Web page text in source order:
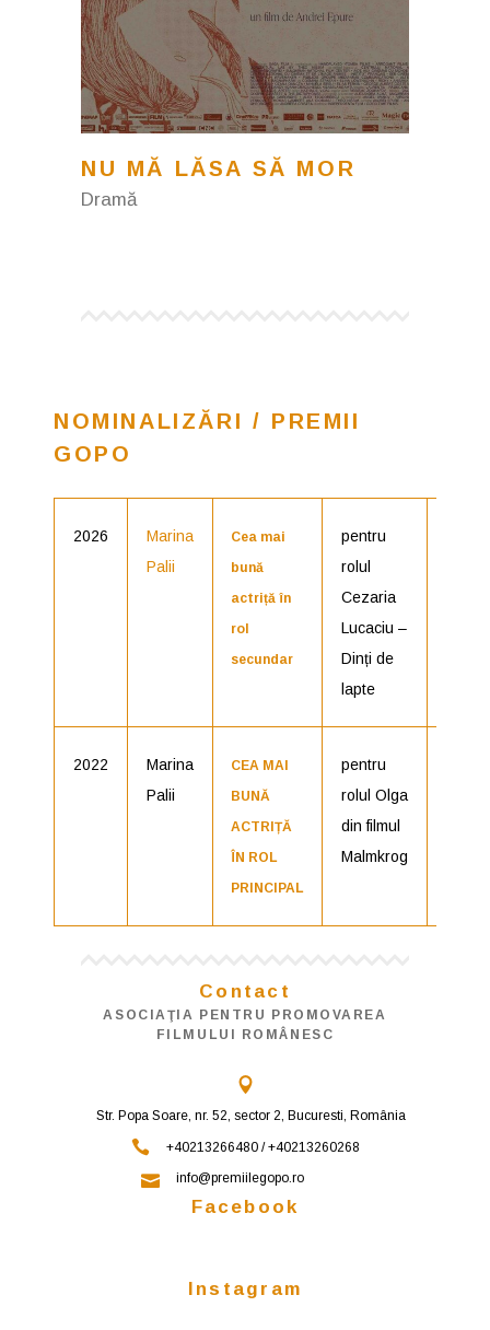
NU MĂ LĂSA SĂ MOR
Dramă
NOMINALIZĂRI / PREMII
GOPO
2026
Marina
Palii
Cea mai
bună
actriță în
rol
secundar
pentru
rolul
Cezaria
Lucaciu –
Dinți de
lapte
2022
Marina
Palii
CEA MAI
BUNĂ
ACTRIȚĂ
ÎN ROL
PRINCIPAL
pentru
rolul Olga
din filmul
Malmkrog
Contact
ASOCIAŢIA PENTRU PROMOVAREA
FILMULUI ROMÂNESC
Str. Popa Soare, nr. 52, sector 2, Bucuresti, România
+40213266480 / +40213260268
info@premiilegopo.ro
Facebook
Instagram